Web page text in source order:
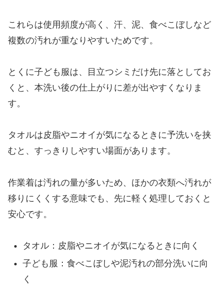
これらは使用頻度が高く、汗、泥、食べこぼしなど
複数の汚れが重なりやすいためです。
とくに子ども服は、目立つシミだけ先に落としてお
くと、本洗い後の仕上がりに差が出やすくなりま
す。
タオルは皮脂やニオイが気になるときに予洗いを挟
むと、すっきりしやすい場面があります。
作業着は汚れの量が多いため、ほかの衣類へ汚れが
移りにくくする意味でも、先に軽く処理しておくと
安心です。
タオル：皮脂やニオイが気になるときに向く
子ども服：食べこぼしや泥汚れの部分洗いに向
く